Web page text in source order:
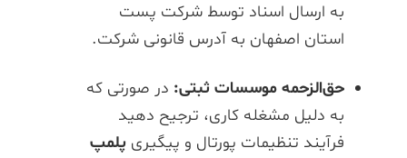
به ارسال اسناد توسط شرکت پست
استان اصفهان به آدرس قانونی شرکت.
حق‌الزحمه موسسات ثبتی: در صورتی که
به دلیل مشغله کاری، ترجیح دهید
فرآیند تنظیمات پورتال و پیگیری پلمپ